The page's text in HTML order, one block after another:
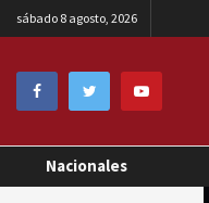
sábado 8 agosto, 2026
Nacionales